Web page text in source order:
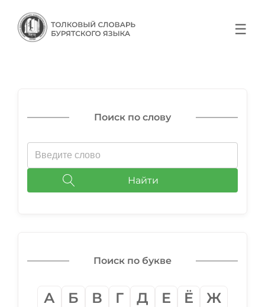
☰
Поиск по слову
Найти
Поиск по букве
А Б В Г Д Е Ё
Ж